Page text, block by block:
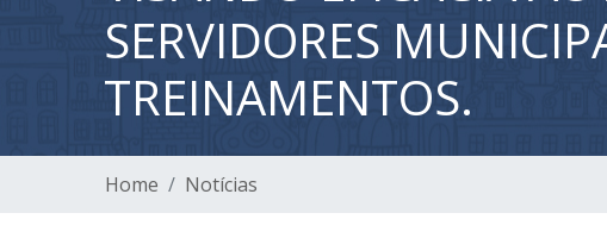
SERVIDORES
TREINAMENTOS.
Home Notícias